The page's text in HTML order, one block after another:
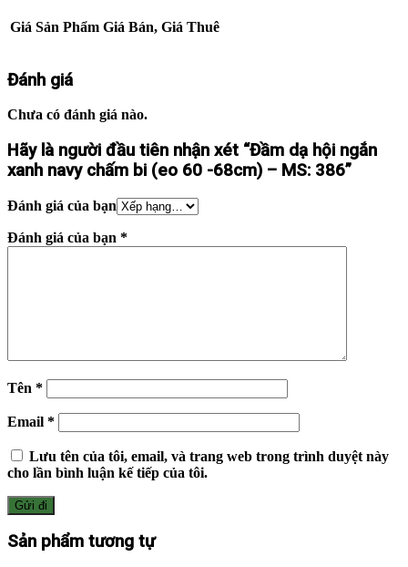
Giá Sản Phẩm Giá Bán, Giá Thuê
Đánh giá
Chưa có đánh giá nào.
Hãy là người đầu tiên nhận xét “Đầm dạ hội ngắn
xanh navy chấm bi (eo 60 -68cm) – MS: 386”
Đánh giá của bạn
Đánh giá của bạn *
Tên *
Email *
Lưu tên của tôi, email, và trang web trong trình duyệt này
cho lần bình luận kế tiếp của tôi.
Sản phẩm tương tự